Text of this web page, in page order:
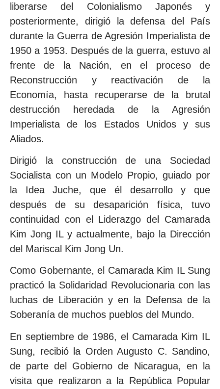
liberarse del Colonialismo Japonés y
posteriormente, dirigió la defensa del País
durante la Guerra de Agresión Imperialista de
1950 a 1953. Después de la guerra, estuvo al
frente de la Nación, en el proceso de
Reconstrucción y reactivación de la
Economía, hasta recuperarse de la brutal
destrucción heredada de la Agresión
Imperialista de los Estados Unidos y sus
Aliados.
Dirigió la construcción de una Sociedad
Socialista con un Modelo Propio, guiado por
la Idea Juche, que él desarrollo y que
después de su desaparición física, tuvo
continuidad con el Liderazgo del Camarada
Kim Jong IL y actualmente, bajo la Dirección
del Mariscal Kim Jong Un.
Como Gobernante, el Camarada Kim IL Sung
practicó la Solidaridad Revolucionaria con las
luchas de Liberación y en la Defensa de la
Soberanía de muchos pueblos del Mundo.
En septiembre de 1986, el Camarada Kim IL
Sung, recibió la Orden Augusto C. Sandino,
de parte del Gobierno de Nicaragua, en la
visita que realizaron a la República Popular